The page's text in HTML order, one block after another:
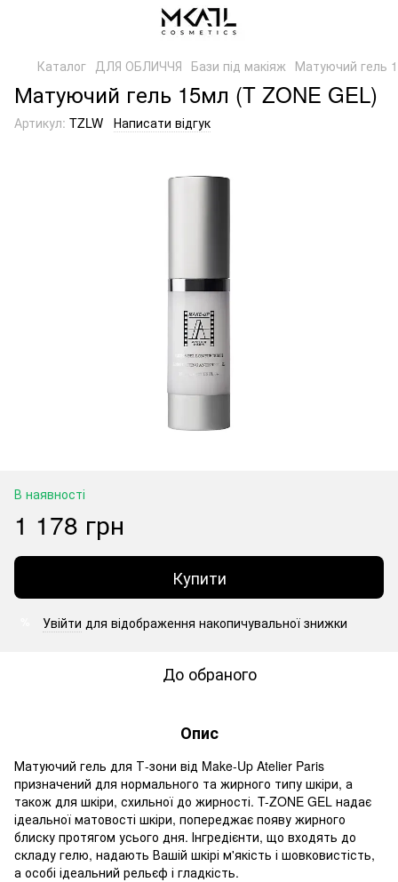
Каталог ДЛЯ ОБЛИЧЧЯ Бази під макіяж Матуючий гель
Матуючий гель 15мл (T ZONE GEL)
Артикул: TZLW Написати відгук
В наявності
1 178 грн
Купити
Увійти для відображення накопичувальної знижки
До обраного
Опис
Матуючий гель для Т-зони від Make-Up Atelier Paris
призначений для нормального та жирного типу шкіри, а
також для шкіри, схильної до жирності. T-ZONE GEL надає
ідеальної матовості шкіри, попереджає появу жирного
блиску протягом усього дня. Інгредієнти, що входять до
складу гелю, надають Вашій шкірі м'якість і шовковистість,
а особі ідеальний рельєф і гладкість.